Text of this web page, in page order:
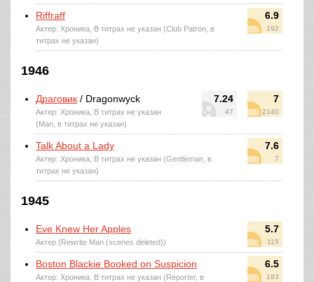
6.9
192
Riffraff
Актер: Хроника, В титрах не указан (Club Patron, в
титрах не указан)
1946
7.24
47
7
2140
Драговик / Dragonwyck
Актер: Хроника, В титрах не указан
(Man, в титрах не указан)
7.6
7
Talk About a Lady
Актер: Хроника, В титрах не указан (Gentleman, в
титрах не указан)
1945
5.7
115
Eve Knew Her Apples
Актер (Rewrite Man (scenes deleted))
6.5
183
Boston Blackie Booked on Suspicion
Актер: Хроника, В титрах не указан (Reporter, в